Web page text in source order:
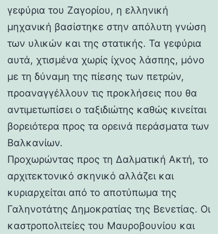
γεφύρια του Ζαγορίου, η ελληνική
μηχανική βασίστηκε στην απόλυτη γνώση
των υλικών και της στατικής. Τα γεφύρια
αυτά, χτισμένα χωρίς ίχνος λάσπης, μόνο
με τη δύναμη της πίεσης των πετρών,
προαναγγέλλουν τις προκλήσεις που θα
αντιμετωπίσει ο ταξιδιώτης καθώς κινείται
βορειότερα προς τα ορεινά περάσματα των
Βαλκανίων.
Προχωρώντας προς τη Δαλματική Ακτή, το
αρχιτεκτονικό σκηνικό αλλάζει και
κυριαρχείται από το αποτύπωμα της
Γαληνοτάτης Δημοκρατίας της Βενετίας. Οι
καστροπολιτείες του Μαυροβουνίου και